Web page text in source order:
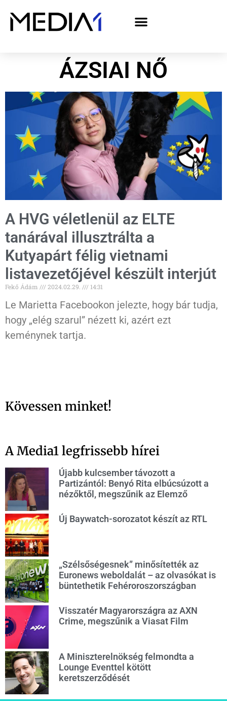
ÁZSIAI NŐ
A HVG véletlenül az ELTE
tanárával illusztrálta a
Kutyapárt félig vietnami
listavezetőjével készült interjút
Fekő Ádám 2024.02.29. 14:31
Le Marietta Facebookon jelezte, hogy bár tudja,
hogy „elég szarul” nézett ki, azért ezt
keménynek tartja.
Kövessen minket!
A Media1 legfrissebb hírei
Újabb kulcsember távozott a
Partizántól: Benyó Rita elbúcsúzott a
nézőktől, megszűnik az Elemző
Új Baywatch-sorozatot készít az RTL
„Szélsőségesnek” minősítették az
Euronews weboldalát – az olvasókat is
büntethetik Fehéroroszországban
Visszatér Magyarországra az AXN
Crime, megszűnik a Viasat Film
A Miniszterelnökség felmondta a
Lounge Eventtel kötött
keretszerződését